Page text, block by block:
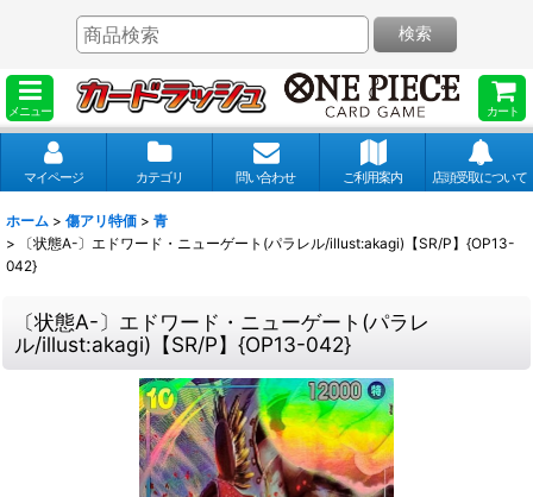
メニュー カート
検索
マイページ カテゴリ 問い合わせ ご利用案内 店頭受取について
ホーム > 傷アリ特価 > 青
>
〔状態A-〕エドワード・ニューゲート(パラレル/illust:akagi)【SR/P】{OP13-
042}
〔状態A-〕エドワード・ニューゲート(パラレ
ル/illust:akagi)【SR/P】{OP13-042}